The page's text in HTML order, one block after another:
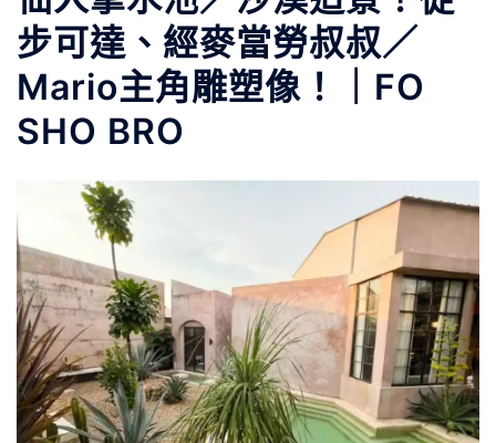
步可達、經麥當勞叔叔／
Mario主角雕塑像！｜FO
SHO BRO